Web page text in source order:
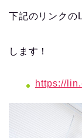
下記のリンクの
します！
https://